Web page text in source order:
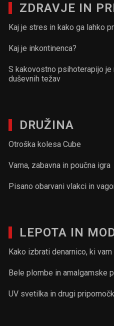
ZDRAVJE IN
Kaj je stres in kako ga lahko
Kaj je inkontinenca?
S kakovostno psihoterapijo
duševnih težav
DRUŽINA
Otroška kolesa Cube
Varna, zabavna in poučna igra
Pisano obarvani vlakci in
LEPOTA IN
Kako izbrati denarnico, ki
Bele plombe in amalgamske
UV svetilka in drugi